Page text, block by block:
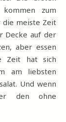
zum
die meiste Zeit
Decke auf der
aber essen
Zeit hat sich
am liebsten
Und wenn
den ohne